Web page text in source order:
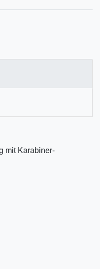
mit Karabiner-